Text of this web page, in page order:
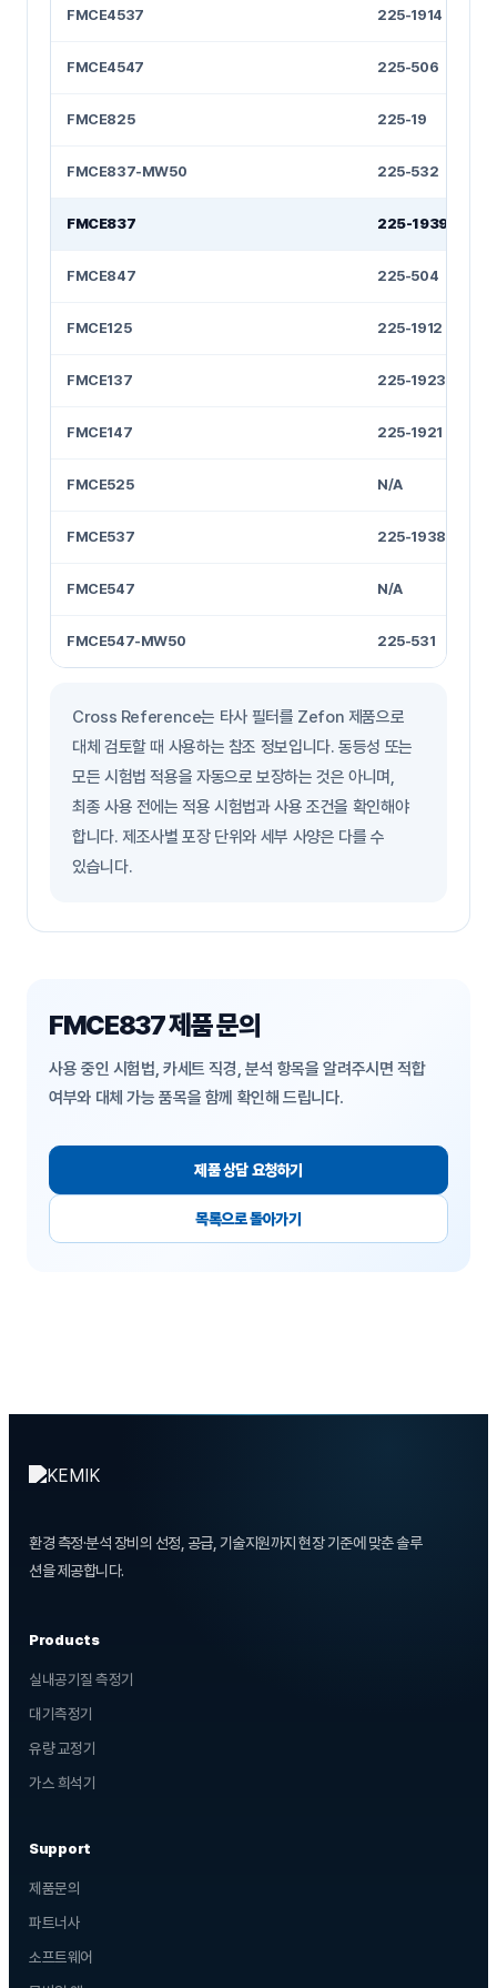
FMCE4537 225-1914
FMCE4547 225-506
FMCE825 225-19
FMCE837-MW50 225-532
FMCE837 225-1939
FMCE847 225-504
FMCE125 225-1912
FMCE137 225-1923
FMCE147 225-1921
FMCE525 N/A
FMCE537 225-1938
FMCE547 N/A
FMCE547-MW50 225-531
Cross Reference는 타사 필터를 Zefon 제품으로
대체 검토할 때 사용하는 참조 정보입니다. 동등성 또는
모든 시험법 적용을 자동으로 보장하는 것은 아니며,
최종 사용 전에는 적용 시험법과 사용 조건을 확인해야
합니다. 제조사별 포장 단위와 세부 사양은 다를 수
있습니다.
FMCE837 제품 문의
사용 중인 시험법, 카세트 직경, 분석 항목을 알려주시면 적합
여부와 대체 가능 품목을 함께 확인해 드립니다.
제품 상담 요청하기
목록으로 돌아가기
환경 측정·분석 장비의 선정, 공급, 기술지원까지 현장 기준에 맞춘 솔루
션을 제공합니다.
Products
실내공기질 측정기
대기측정기
유량 교정기
가스 희석기
Support
제품문의
파트너사
소프트웨어